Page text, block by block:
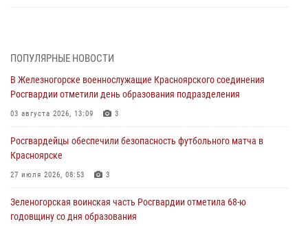
05 августа 2026, 04:52 1
В Красноярске сотрудники вневедомственной охраны Росгвардии
задержали подозреваемого в серии краж из гипермаркета
04 августа 2026, 09:57
Сотрудники Росгвардии обеспечили общественный порядок во
время проведения экстремального заплыва в Дудинке
04 августа 2026, 08:36
В Красноярске сотрудники Росгвардии задержали подозреваемого
в серии краж из супермаркета
ПОПУЛЯРНЫЕ НОВОСТИ
В Железногорске военнослужащие Красноярского соединения
Росгвардии отметили день образования подразделения
03 августа 2026, 13:09 3
Росгвардейцы обеспечили безопасность футбольного матча в
Красноярске
27 июля 2026, 08:53 3
Зеленогорская воинская часть Росгвардии отметила 68-ю
годовщину со дня образования